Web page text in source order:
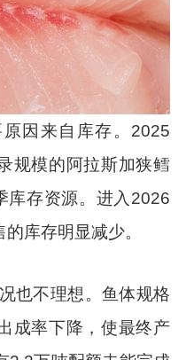
因来自库存。2025
规模的阿拉斯加狭鳕
库存资源。进入2026
库存明显减少。
不理想。鱼体规格
成率下降，使最终产